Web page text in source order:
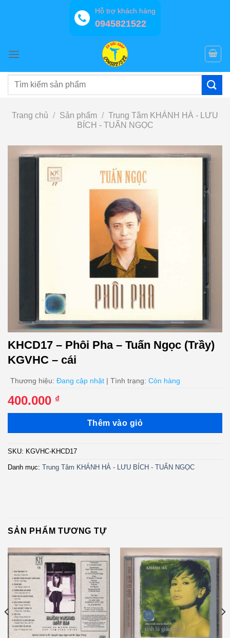
Hỗ trợ khách hàng
0945821522
Tìm
Trang chủ / Sản phẩm / Trung Tâm KHÁNH HÀ - LƯU
BÍCH - TUẤN NGỌC
KHCD17 – Phôi Pha – Tuấn Ngọc (Trầy)
KGVHC – cái
Thương hiệu: Đang cập nhật | Tình trạng: Còn hàng
400.000 ₫
Thêm vào giỏ
SKU: KGVHC-KHCD17
Danh mục: Trung Tâm KHÁNH HÀ - LƯU BÍCH - TUẤN NGỌC
SẢN PHẨM TƯƠNG TỰ